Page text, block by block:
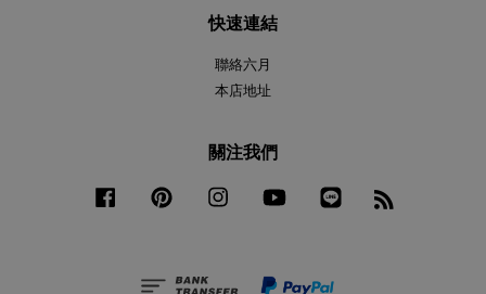
快速連結
聯絡六月
本店地址
關注我們
Facebook Pinterest Instagram YouTube